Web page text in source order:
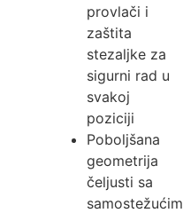
provlači i
zaštita
stezaljke za
sigurni rad u
svakoj
poziciji
Poboljšana
geometrija
čeljusti sa
samostežućim